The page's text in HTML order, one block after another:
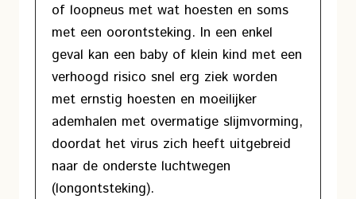
of loopneus met wat hoesten en soms
met een oorontsteking. In een enkel
geval kan een baby of klein kind met een
verhoogd risico snel erg ziek worden
met ernstig hoesten en moeilijker
ademhalen met overmatige slijmvorming,
doordat het virus zich heeft uitgebreid
naar de onderste luchtwegen
(longontsteking).